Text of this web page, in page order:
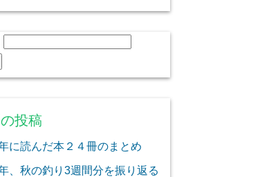
投稿
に読んだ本２４冊のまとめ
、秋の釣り3週間分を振り返る